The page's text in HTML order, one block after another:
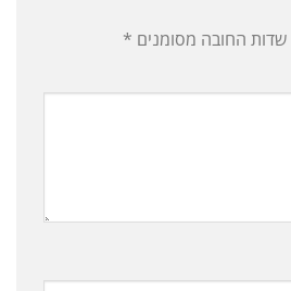
שדות החובה מסומנים *